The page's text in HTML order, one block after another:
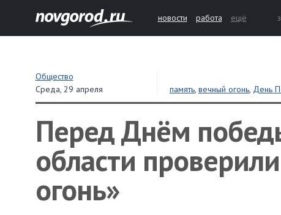
новости работа ещё
Общество
Среда, 29 апреля память,вечный огонь, День
Перед Днём
области
огонь»